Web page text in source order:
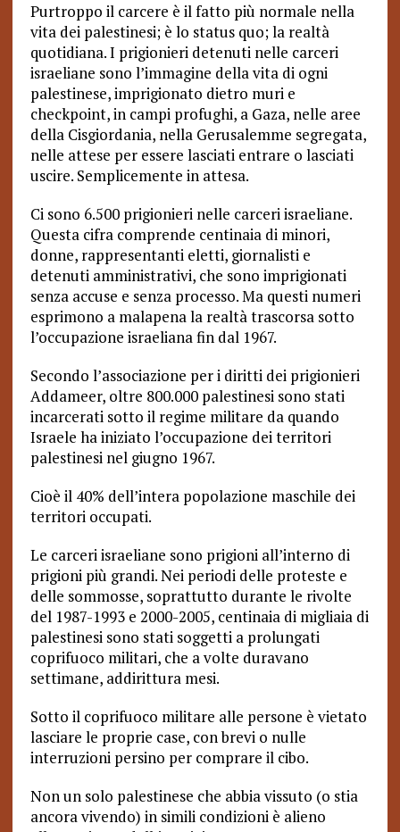
Purtroppo il carcere è il fatto più normale nella
vita dei palestinesi; è lo status quo; la realtà
quotidiana. I prigionieri detenuti nelle carceri
israeliane sono l’immagine della vita di ogni
palestinese, imprigionato dietro muri e
checkpoint, in campi profughi, a Gaza, nelle aree
della Cisgiordania, nella Gerusalemme segregata,
nelle attese per essere lasciati entrare o lasciati
uscire. Semplicemente in attesa.
Ci sono 6.500 prigionieri nelle carceri israeliane.
Questa cifra comprende centinaia di minori,
donne, rappresentanti eletti, giornalisti e
detenuti amministrativi, che sono imprigionati
senza accuse e senza processo. Ma questi numeri
esprimono a malapena la realtà trascorsa sotto
l’occupazione israeliana fin dal 1967.
Secondo l’associazione per i diritti dei prigionieri
Addameer, oltre 800.000 palestinesi sono stati
incarcerati sotto il regime militare da quando
Israele ha iniziato l’occupazione dei territori
palestinesi nel giugno 1967.
Cioè il 40% dell’intera popolazione maschile dei
territori occupati.
Le carceri israeliane sono prigioni all’interno di
prigioni più grandi. Nei periodi delle proteste e
delle sommosse, soprattutto durante le rivolte
del 1987-1993 e 2000-2005, centinaia di migliaia di
palestinesi sono stati soggetti a prolungati
coprifuoco militari, che a volte duravano
settimane, addirittura mesi.
Sotto il coprifuoco militare alle persone è vietato
lasciare le proprie case, con brevi o nulle
interruzioni persino per comprare il cibo.
Non un solo palestinese che abbia vissuto (o stia
ancora vivendo) in simili condizioni è alieno